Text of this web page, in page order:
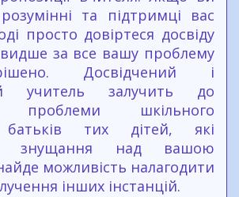
та підтримці вас
просто довіртеся досвіду
за все вашу проблему
Досвідчений і
учитель залучить до
проблеми шкільного
батьків тих дітей, які
знущання над вашою
можливість налагодити
інших інстанцій.